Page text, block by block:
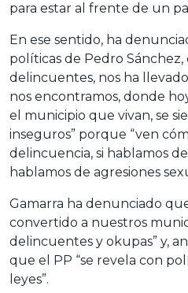
para estar al frente de un
En ese sentido, ha
políticas de Pedro
delincuentes, nos ha
nos encontramos, donde
el municipio que vivan, se
inseguros” porque “ven
delincuencia, si hablamos
hablamos de agresiones
Gamarra ha denunciado
convertido a nuestros
delincuentes y okupas” y,
que el PP “se revela con
leyes”.